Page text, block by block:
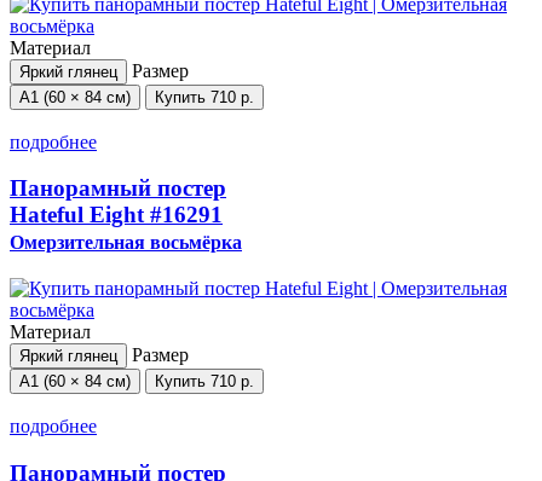
Материал
Яркий глянец Размер
А1 (60 × 84 см) Купить 710 р.
подробнее
Панорамный постер
Hateful Eight#16291
Омерзительная восьмёрка
Материал
Яркий глянец Размер
А1 (60 × 84 см) Купить 710 р.
подробнее
Панорамный постер